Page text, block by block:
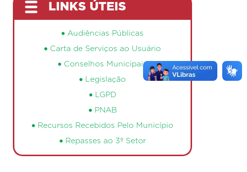
LINKS ÚTEIS
Audiências Públicas
Carta de Serviços ao Usuário
Conselhos Municipais
Legislação
LGPD
PNAB
Recursos Recebidos Pelo Município
Repasses ao 3º Setor